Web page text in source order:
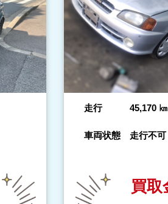
走行 45,170 ㎞
車両状態 走行不可
買取